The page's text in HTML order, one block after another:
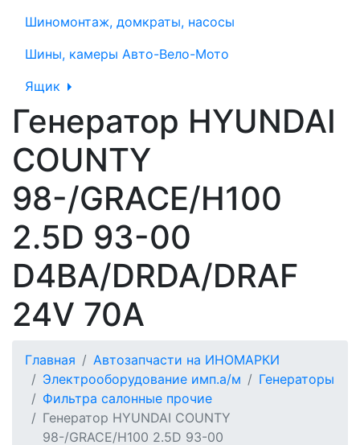
Шиномонтаж, домкраты, насосы
Шины, камеры Авто-Вело-Мото
Ящик
Генератор HYUNDAI
COUNTY
98-/GRACE/H100
2.5D 93-00
D4BA/DRDA/DRAF
24V 70A
Главная
Автозапчасти на ИНОМАРКИ
Электрооборудование имп.а/м
Генераторы
Фильтра салонные прочие
Генератор HYUNDAI COUNTY
98-/GRACE/H100 2.5D 93-00